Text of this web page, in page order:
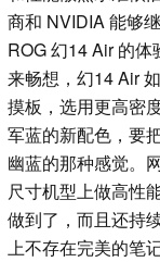
商和 NVIDIA 能够
ROG 幻14 Air 的
来畅想，幻14 Air
摸板，选用更高密
军蓝的新配色，要
幽蓝的那种感觉。
尺寸机型上做高性
做到了，而且还持
上不存在完美的笔